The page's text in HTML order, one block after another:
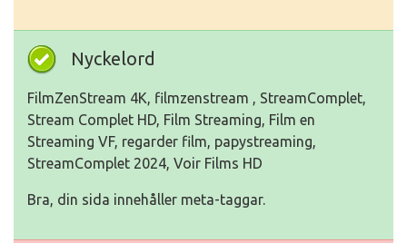
Nyckelord
FilmZenStream 4K, filmzenstream , StreamComplet,
Stream Complet HD, Film Streaming, Film en
Streaming VF, regarder film, papystreaming,
StreamComplet 2024, Voir Films HD
Bra, din sida innehåller meta-taggar.